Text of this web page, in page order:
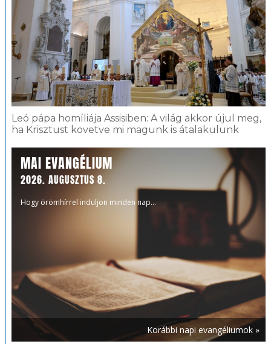
Leó pápa homíliája Assisiben: A világ akkor újul meg,
ha Krisztust követve mi magunk is átalakulunk
MAI EVANGÉLIUM
2026. AUGUSZTUS 8.
Hogy örömhírrel induljon minden nap...
Korábbi napi evangéliumok »